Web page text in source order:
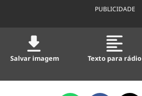
PUBLICIDADE
Salvar imagem Texto para rádio